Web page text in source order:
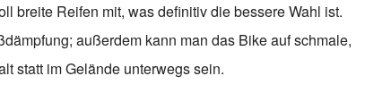
breite Reifen mit, was definitiv die bessere Wahl ist.
außerdem kann man das Bike auf schmale,
statt im Gelände unterwegs sein.